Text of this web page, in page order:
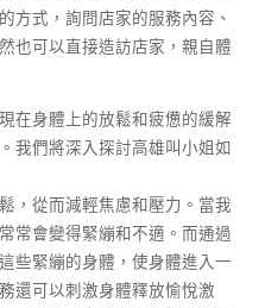
方式，詢問店家的服務內容、
也可以直接造訪店家，親自體
在身體上的放鬆和疲憊的緩解
我們將深入探討高雄叫小姐如
，從而減輕焦慮和壓力。當我
常會變得緊繃和不適。而通過
些緊繃的身體，使身體進入一
還可以刺激身體釋放愉悅激